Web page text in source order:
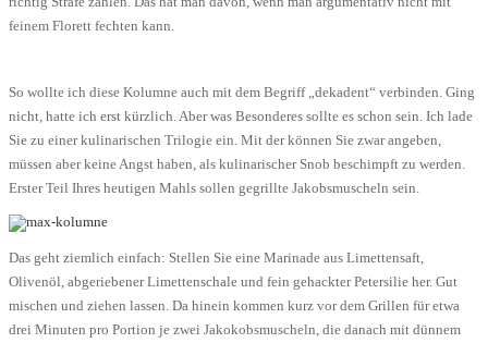
feinem Florett fechten kann.
So wollte ich diese Kolumne auch mit dem Begriff „dekadent“ verbinden. Ging
nicht, hatte ich erst kürzlich. Aber was Besonderes sollte es schon sein. Ich lade
Sie zu einer kulinarischen Trilogie ein. Mit der können Sie zwar angeben,
müssen aber keine Angst haben, als kulinarischer Snob beschimpft zu werden.
Erster Teil Ihres heutigen Mahls sollen gegrillte Jakobsmuscheln sein.
Das geht ziemlich einfach: Stellen Sie eine Marinade aus Limettensaft,
Olivenöl, abgeriebener Limettenschale und fein gehackter Petersilie her. Gut
mischen und ziehen lassen. Da hinein kommen kurz vor dem Grillen für etwa
drei Minuten pro Portion je zwei Jakokobsmuscheln, die danach mit dünnem